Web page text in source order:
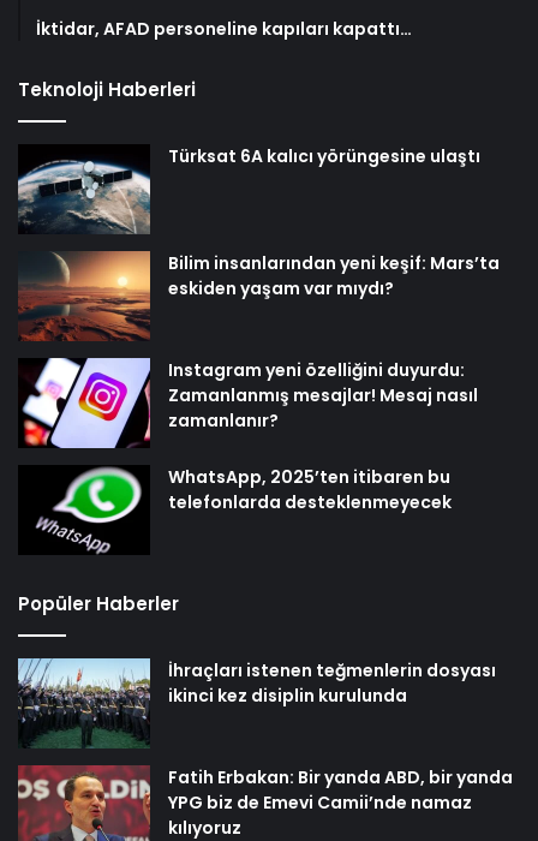
İktidar, AFAD personeline kapıları kapattı…
Teknoloji Haberleri
Türksat 6A kalıcı yörüngesine ulaştı
Bilim insanlarından yeni keşif: Mars’ta
eskiden yaşam var mıydı?
Instagram yeni özelliğini duyurdu:
Zamanlanmış mesajlar! Mesaj nasıl
zamanlanır?
WhatsApp, 2025’ten itibaren bu
telefonlarda desteklenmeyecek
Popüler Haberler
İhraçları istenen teğmenlerin dosyası
ikinci kez disiplin kurulunda
Fatih Erbakan: Bir yanda ABD, bir yanda
YPG biz de Emevi Camii’nde namaz
kılıyoruz